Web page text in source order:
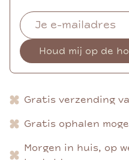
Houd mij op de
Gratis verzending
Gratis ophalen
Morgen in huis, op